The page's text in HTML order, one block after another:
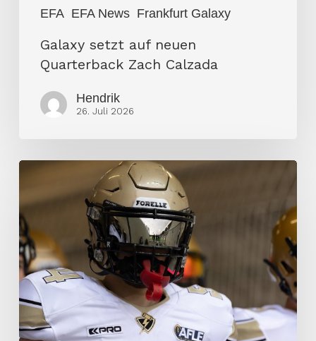
EFA EFA News Frankfurt Galaxy
Galaxy setzt auf neuen
Quarterback Zach Calzada
Hendrik
26. Juli 2026
Berlin
kämpft
ums
Überleben